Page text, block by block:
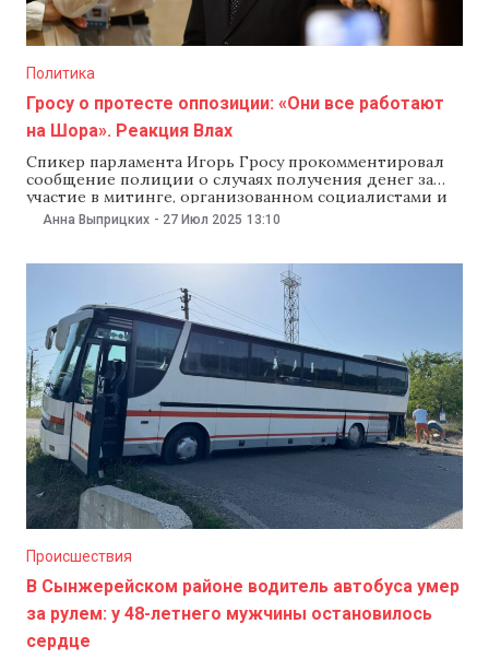
Политика
Гросу о протесте оппозиции: «Они все работают
на Шора». Реакция Влах
Спикер парламента Игорь Гросу прокомментировал
сообщение полиции о случаях получения денег за
участие в митинге, организованном социалистами и
еще тремя оппозиционными формированиями в
Кишиневе. По его мнению, Игорь Додон и Ирина
Шора. Партия «Сердце Молдовы», которую
возглавляет Влах, отвергла эти обвинения.«Додон
долго старался
Анна Выприцких - 27 Июл 2025 13:10
Происшествия
В Сынжерейском районе водитель автобуса умер
за рулем: у 48-летнего мужчины остановилось
сердце